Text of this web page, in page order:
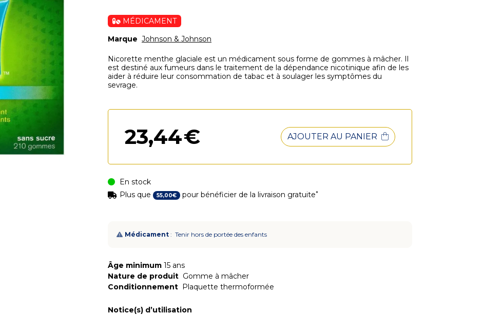
MÉDICAMENT
Marque Johnson & Johnson
Nicorette menthe glaciale est un médicament sous forme de gommes à mâcher. Il
est destiné aux fumeurs dans le traitement de la dépendance nicotinique afin de les
aider à réduire leur consommation de tabac et à soulager les symptômes du
sevrage.
23,44€ AJOUTER AU PANIER
En stock
Plus que
55,00€ pour bénéficier de la livraison gratuite*
Médicament : Tenir hors de portée des enfants
Âge minimum 15 ans
Nature de produit Gomme à mâcher
Conditionnement Plaquette thermoformée
Notice(s) d’utilisation